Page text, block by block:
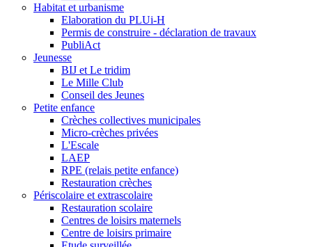
Habitat et urbanisme
Elaboration du PLUi-H
Permis de construire - déclaration de travaux
PubliAct
Jeunesse
BIJ et Le tridim
Le Mille Club
Conseil des Jeunes
Petite enfance
Crèches collectives municipales
Micro-crèches privées
L'Escale
LAEP
RPE (relais petite enfance)
Restauration crèches
Périscolaire et extrascolaire
Restauration scolaire
Centres de loisirs maternels
Centre de loisirs primaire